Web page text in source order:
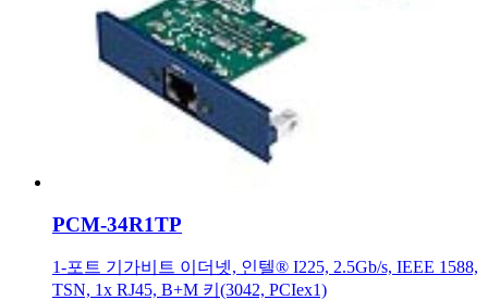
PCM-34R1TP
1-포트 기가비트 이더넷, 인텔® I225, 2.5Gb/s, IEEE 1588,
TSN, 1x RJ45, B+M 키(3042, PCIex1)